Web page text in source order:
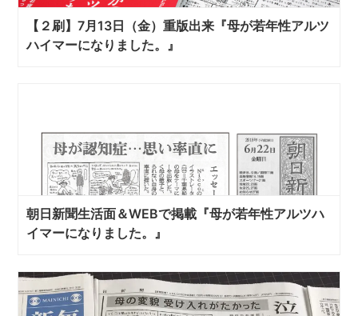
【２刷】7月13日（金）重版出来『母が若年性アルツ
ハイマーになりました。』
朝日新聞生活面＆WEBで掲載『母が若年性アルツハ
イマーになりました。』